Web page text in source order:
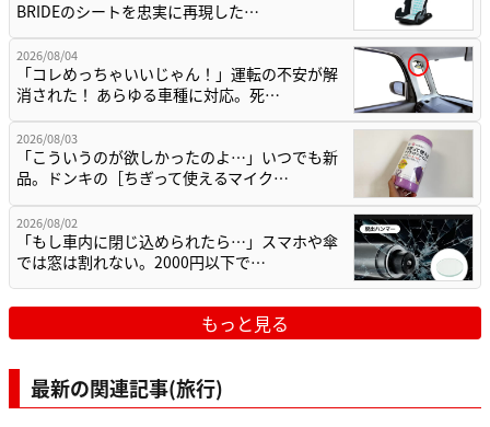
BRIDEのシートを忠実に再現した…
2026/08/04
「コレめっちゃいいじゃん！」運転の不安が解
消された！ あらゆる車種に対応。死…
2026/08/03
「こういうのが欲しかったのよ…」いつでも新
品。ドンキの［ちぎって使えるマイク…
2026/08/02
「もし車内に閉じ込められたら…」スマホや傘
では窓は割れない。2000円以下で…
もっと見る
最新の関連記事(旅行)